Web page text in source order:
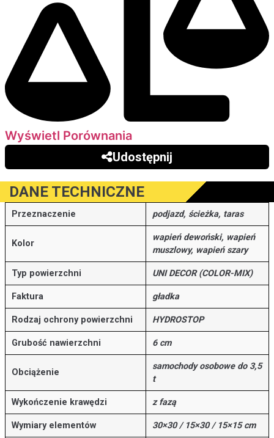
Wyświetl Porównania
Udostępnij
DANE TECHNICZNE
Przeznaczenie podjazd, ścieżka, taras
Kolor
wapień dewoński, wapień
muszlowy, wapień szary
Typ powierzchni UNI DECOR (COLOR-MIX)
Faktura gładka
Rodzaj ochrony powierzchni HYDROSTOP
Grubość nawierzchni 6 cm
Obciążenie
samochody osobowe do 3,5
t
Wykończenie krawędzi z fazą
Wymiary elementów 30×30 / 15×30 / 15×15 cm